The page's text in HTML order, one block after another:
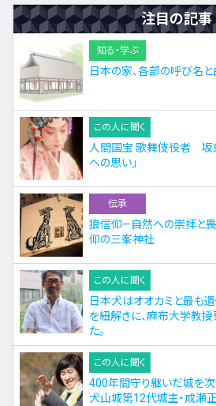
注目の記事
知る・学ぶ
日本の家、各部の呼び名と
この人に聞く
人間国宝 歌舞伎役者 坂
への思い」
伝承
狼信仰—自然への崇拝と
仰の三峯神社
この人に聞く
日本犬はオオカミと最も
を紐解きに、麻布大学教
た。
この人に聞く
400年間守り継いだ城を次
犬山城第12代城主・成瀬